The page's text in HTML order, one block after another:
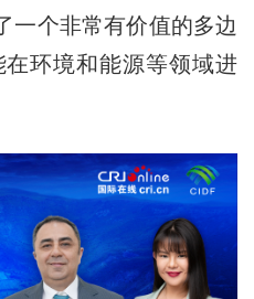
一个非常有价值的多边
环境和能源等领域进